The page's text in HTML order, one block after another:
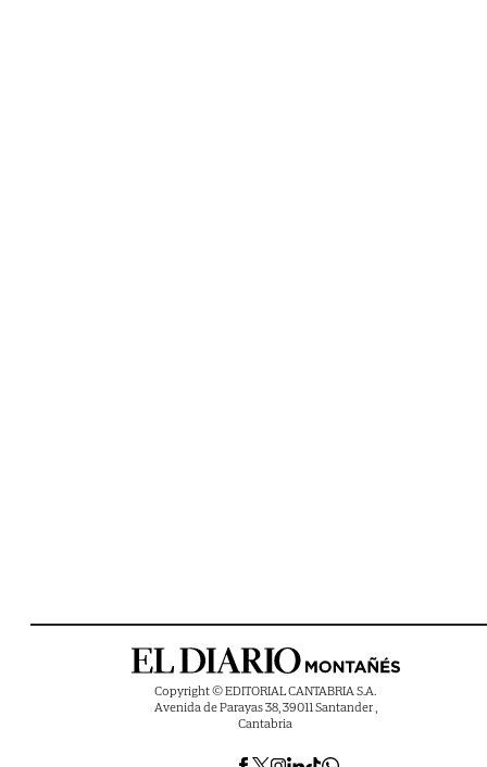
Copyright © EDITORIAL CANTABRIA S.A.
Avenida de Parayas 38, 39011 Santander ,
Cantabria